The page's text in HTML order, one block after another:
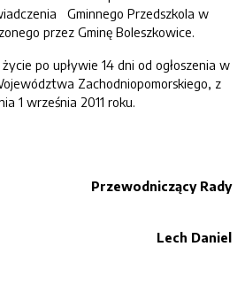
Gminnego Przedszkola w
przez Gminę Boleszkowice.
po upływie 14 dni od ogłoszenia w
Zachodniopomorskiego, z
1 września 2011 roku.
Przewodniczący Rady
Lech Daniel